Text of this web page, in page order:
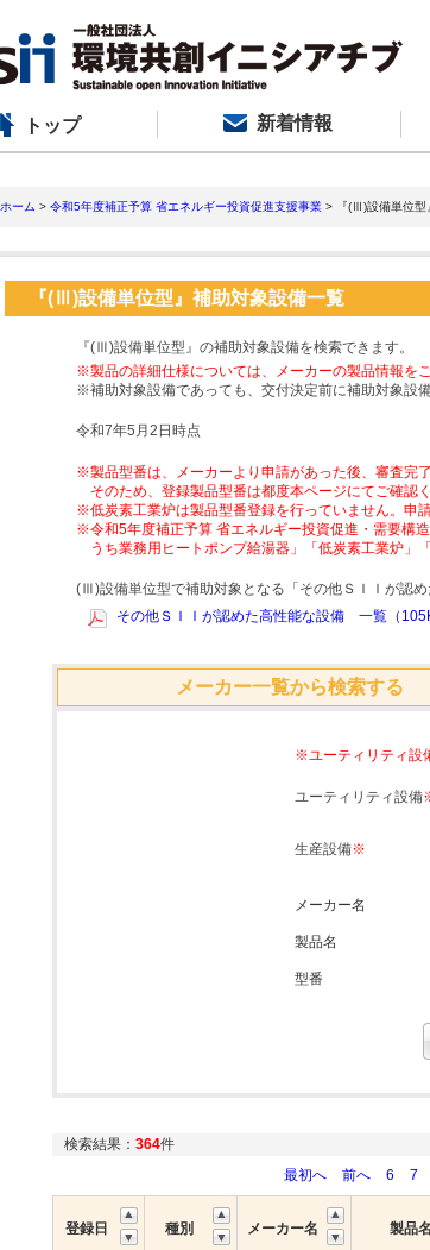
トップ 新着情報
ホーム > 令和5年度補正予算 省エネルギー投資促進支援事業 > 『(Ⅲ)設備単位型
『(Ⅲ)設備単位型』補助対象設備一覧
『(Ⅲ)設備単位型』の補助対象設備を検索できます。
※製品の詳細仕様については、メーカーの製品情報を
※補助対象設備であっても、交付決定前に補助対象設
令和7年5月2日時点
※製品型番は、メーカーより申請があった後、審査完
そのため、登録製品型番は都度本ページにてご確認く
※低炭素工業炉は製品型番登録を行っていません。申
※令和5年度補正予算 省エネルギー投資促進・需要構
うち業務用ヒートポンプ給湯器」「低炭素工業炉」
(Ⅲ)設備単位型で補助対象となる「その他ＳＩＩが認
その他ＳＩＩが認めた高性能な設備 一覧（
メーカー一覧から検索する
※ユーティリティ設
ユーティリティ設備
生産設備※
メーカー名
製品名
型番
検索結果： 364件
最初へ
前へ 6 7
登録日 種別 メーカー名 製品名